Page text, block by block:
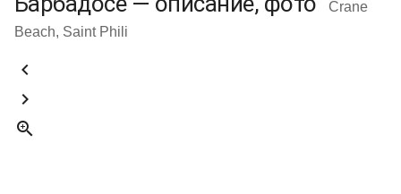
Crane
Beach, Saint Phili


